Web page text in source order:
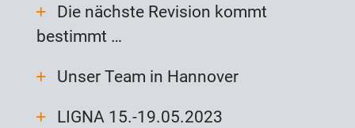
Die nächste Revision kommt
bestimmt …
Unser Team in Hannover
LIGNA 15.-19.05.2023